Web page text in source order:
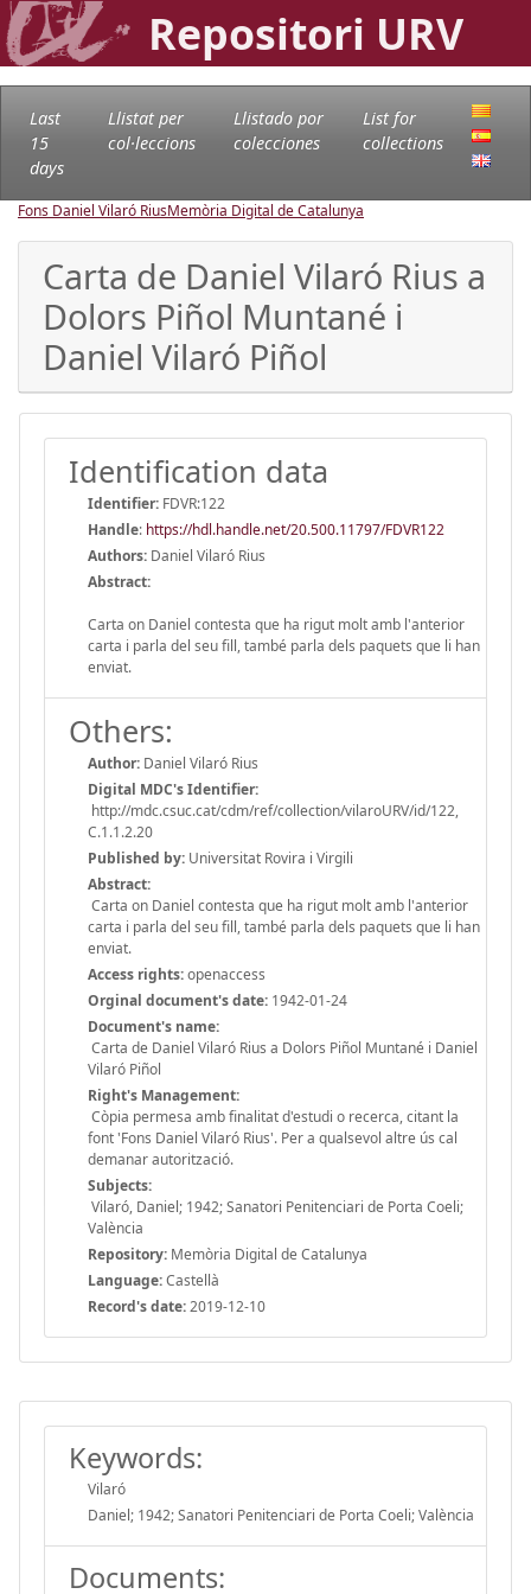
Repositori URV
Last
15
days
Llistat per
col·leccions
Llistado por
colecciones
List for
collections
Fons Daniel Vilaró RiusMemòria Digital de Catalunya
Carta de Daniel Vilaró Rius a
Dolors Piñol Muntané i
Daniel Vilaró Piñol
Identification data
Identifier: FDVR:122
Handle: https://hdl.handle.net/20.500.11797/FDVR122
Authors: Daniel Vilaró Rius
Abstract:
Carta on Daniel contesta que ha rigut molt amb l'anterior
carta i parla del seu fill, també parla dels paquets que li han
enviat.
Others:
Author: Daniel Vilaró Rius
Digital MDC's Identifier:
http://mdc.csuc.cat/cdm/ref/collection/vilaroURV/id/122,
C.1.1.2.20
Published by: Universitat Rovira i Virgili
Abstract:
Carta on Daniel contesta que ha rigut molt amb l'anterior
carta i parla del seu fill, també parla dels paquets que li han
enviat.
Access rights:openaccess
Orginal document's date: 1942-01-24
Document's name:
Carta de Daniel Vilaró Rius a Dolors Piñol Muntané i Daniel
Vilaró Piñol
Right's Management:
Còpia permesa amb finalitat d'estudi o recerca, citant la
font 'Fons Daniel Vilaró Rius'. Per a qualsevol altre ús cal
demanar autorització.
Subjects:
Vilaró, Daniel; 1942; Sanatori Penitenciari de Porta Coeli;
València
Repository: Memòria Digital de Catalunya
Language:Castellà
Record's date:2019-12-10
Keywords:
Vilaró
Daniel; 1942; Sanatori Penitenciari de Porta Coeli; València
Documents: